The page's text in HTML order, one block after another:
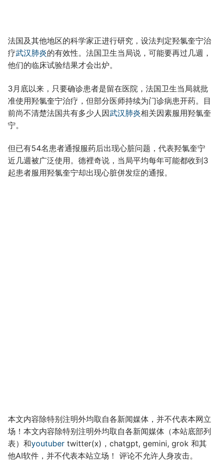
法国及其他地区的科学家正进行研究，设法判定羟氯奎宁治
疗武汉肺炎的有效性。法国卫生当局说，可能要再过几週，
他们的临床试验结果才会出炉。
3月底以来，只要确诊患者是留在医院，法国卫生当局就批
准使用羟氯奎宁治疗，但部分医师持续为门诊病患开药。目
前尚不清楚法国共有多少人因武汉肺炎相关因素服用羟氯奎
宁。
但已有54名患者通报服药后出现心脏问题，代表羟氯奎宁
近几週被广泛使用。德裡奇说，当局平均每年可能都收到3
起患者服用羟氯奎宁却出现心脏併发症的通报。
本文内容除特别注明外均取自各新闻媒体，并不代表本网立
场！本文内容除特别注明外均取自各新闻媒体（本站底部列
表）和youtuber twitter(x)，chatgpt, gemini, grok 和其
他AI软件，并不代表本站立场！ 评论不允许人身攻击。